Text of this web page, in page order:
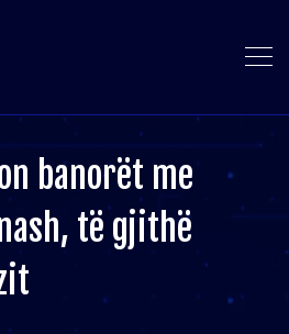
banorët me
të gjithë